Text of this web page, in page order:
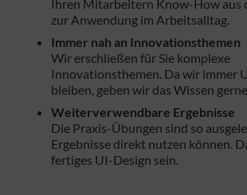
Ihren Mitarbeitern Know-How aus
zur Anwendung im Arbeitsalltag.
Immer nah an Innovationsthemen
Wir erschließen für Sie komplexe
Innovationsthemen. Da wir immer
bleiben, geben wir das Wissen
Weiterverwendbare Ergebnisse
Die Praxis-Übungen sind so
Ergebnisse direkt nutzen können.
fertiges UI-Design sein.